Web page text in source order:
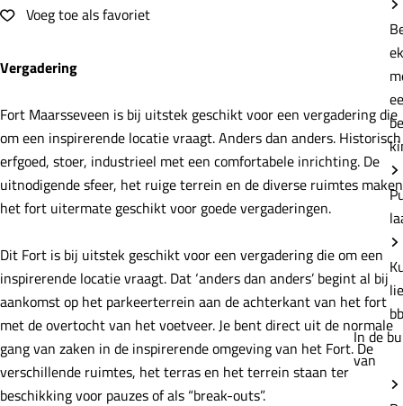
e
In de
van
Voeg toe als favorietVoeg toe als favoriet
Vergadering
Fort Maarsseveen is bij uitstek geschikt voor een vergadering die
om een inspirerende locatie vraagt. Anders dan anders. Historisch
erfgoed, stoer, industrieel met een comfortabele inrichting. De
uitnodigende sfeer, het ruige terrein en de diverse ruimtes maken
het fort uitermate geschikt voor goede vergaderingen.
​Dit Fort is bij uitstek geschikt voor een vergadering die om een
inspirerende locatie vraagt. Dat ‘anders dan anders’ begint al bij
aankomst op het parkeerterrein aan de achterkant van het fort
met de overtocht van het voetveer. Je bent direct uit de normale
gang van zaken in de inspirerende omgeving van het Fort. De
verschillende ruimtes, het terras en het terrein staan ter
beschikking voor pauzes of als “break-outs”.